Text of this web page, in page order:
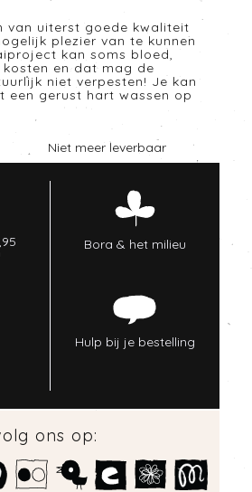
van uiterst goede kwaliteit
plezier van te kunnen
kan soms bloed,
en dat mag de
niet verpesten! Je kan
een gerust hart wassen op
Niet meer leverbaar
Bora & het milieu
Hulp bij je bestelling
ons op: